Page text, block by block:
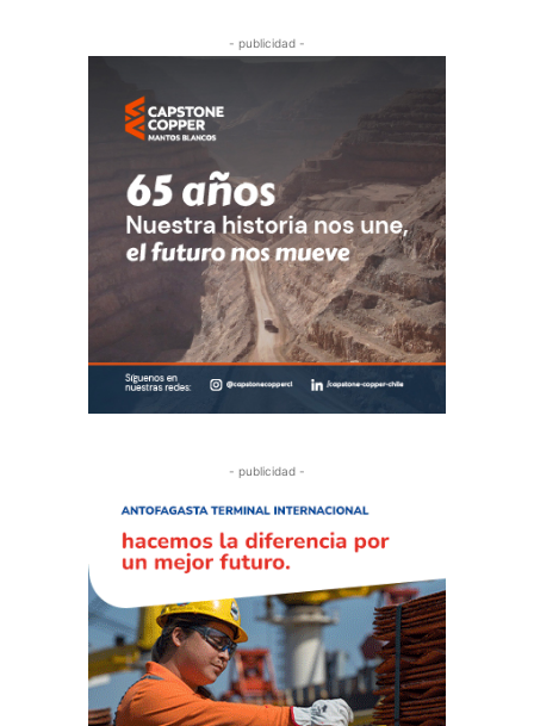
- publicidad -
- publicidad -